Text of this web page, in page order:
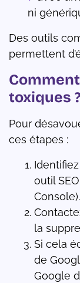
ni
Des outils
permettent
toxiques ?
Pour
ces étapes :
outil
Console).
la
Si cela
de
Google